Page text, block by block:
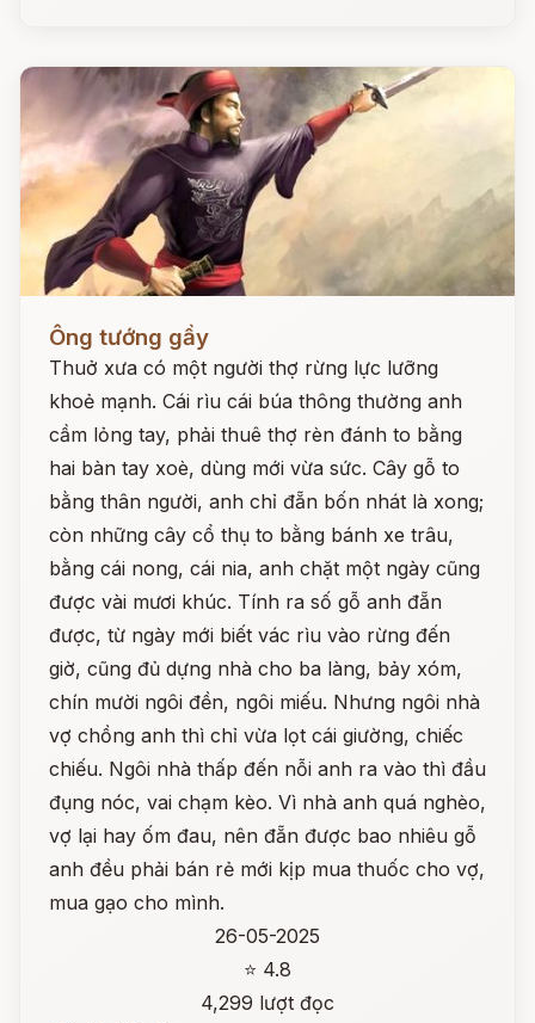
Đọc ngay
Ông tướng gầy
Thuở xưa có một người thợ rừng lực lưỡng
khoẻ mạnh. Cái rìu cái búa thông thường anh
cầm lỏng tay, phải thuê thợ rèn đánh to bằng
hai bàn tay xoè, dùng mới vừa sức. Cây gỗ to
bằng thân người, anh chỉ đẵn bốn nhát là xong;
còn những cây cổ thụ to bằng bánh xe trâu,
bằng cái nong, cái nia, anh chặt một ngày cũng
được vài mươi khúc. Tính ra số gỗ anh đẵn
được, từ ngày mới biết vác rìu vào rừng đến
giờ, cũng đủ dựng nhà cho ba làng, bảy xóm,
chín mười ngôi đền, ngôi miếu. Nhưng ngôi nhà
vợ chồng anh thì chỉ vừa lọt cái giường, chiếc
chiếu. Ngôi nhà thấp đến nỗi anh ra vào thì đầu
đụng nóc, vai chạm kèo. Vì nhà anh quá nghèo,
vợ lại hay ốm đau, nên đẵn được bao nhiêu gỗ
anh đều phải bán rẻ mới kịp mua thuốc cho vợ,
mua gạo cho mình.
26-05-2025
⭐ 4.8
4,299 lượt đọc